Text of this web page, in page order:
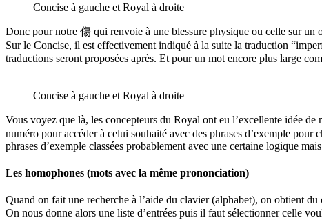
Concise à gauche et Royal à droite
Donc pour notre 傷 qui renvoie à une blessure physique ou celle sur
Sur le Concise, il est effectivement indiqué à la suite la traduction
traductions seront proposées après. Et pour un mot encore plus large
Concise à gauche et Royal à droite
Vous voyez que là, les concepteurs du Royal ont eu l’excellente idée
numéro pour accéder à celui souhaité avec des phrases d’exemple
phrases d’exemple classées probablement avec une certaine logique
Les homophones (mots avec la même prononciation)
Quand on fait une recherche à l’aide du clavier (alphabet), on obtient
On nous donne alors une liste d’entrées puis il faut sélectionner celle